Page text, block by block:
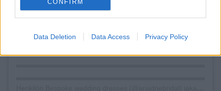
CONFIRM
Data Deletion Data Access Privacy Policy